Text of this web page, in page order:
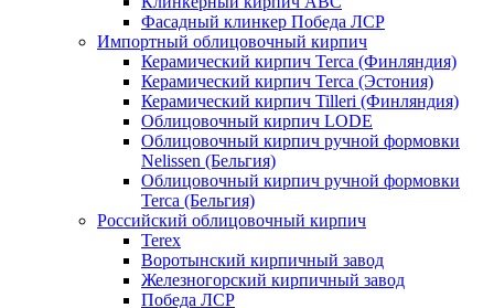
Фасадный клинкер Победа ЛСР
Импортный облицовочный кирпич
Керамический кирпич Terca (Финляндия)
Керамический кирпич Terca (Эстония)
Керамический кирпич Tilleri (Финляндия)
Облицовочный кирпич LODE
Облицовочный кирпич ручной формовки
Nelissen (Бельгия)
Облицовочный кирпич ручной формовки
Terca (Бельгия)
Российский облицовочный кирпич
Terex
Воротынский кирпичный завод
Железногорский кирпичный завод
Победа ЛСР